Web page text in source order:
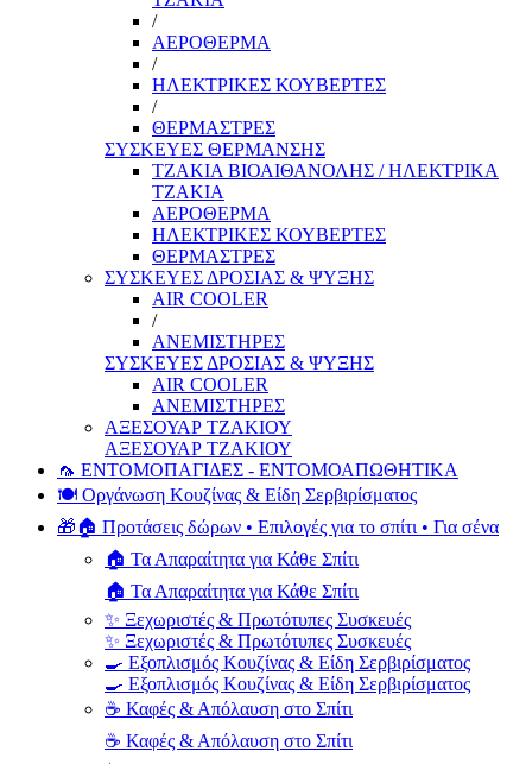
/
ΑΕΡΟΘΕΡΜΑ
/
ΗΛΕΚΤΡΙΚΕΣ ΚΟΥΒΕΡΤΕΣ
/
ΘΕΡΜΑΣΤΡΕΣ
ΣΥΣΚΕΥΕΣ ΘΕΡΜΑΝΣΗΣ
ΤΖΑΚΙΑ ΒΙΟΑΙΘΑΝΟΛΗΣ / ΗΛΕΚΤΡΙΚΑ
ΤΖΑΚΙΑ
ΑΕΡΟΘΕΡΜΑ
ΗΛΕΚΤΡΙΚΕΣ ΚΟΥΒΕΡΤΕΣ
ΘΕΡΜΑΣΤΡΕΣ
ΣΥΣΚΕΥΕΣ ΔΡΟΣΙΑΣ & ΨΥΞΗΣ
AIR COOLER
/
ΑΝΕΜΙΣΤΗΡΕΣ
ΣΥΣΚΕΥΕΣ ΔΡΟΣΙΑΣ & ΨΥΞΗΣ
AIR COOLER
ΑΝΕΜΙΣΤΗΡΕΣ
ΑΞΕΣΟΥΑΡ ΤΖΑΚΙΟΥ
ΑΞΕΣΟΥΑΡ ΤΖΑΚΙΟΥ
🦟 ΕΝΤΟΜΟΠΑΓΙΔΕΣ - ΕΝΤΟΜΟΑΠΩΘΗΤΙΚΑ
🍽️ Οργάνωση Κουζίνας & Είδη Σερβιρίσματος
🎁🏠 Προτάσεις δώρων • Επιλογές για το σπίτι • Για σένα
🏠 Τα Απαραίτητα για Κάθε Σπίτι
🏠 Τα Απαραίτητα για Κάθε Σπίτι
✨ Ξεχωριστές & Πρωτότυπες Συσκευές
✨ Ξεχωριστές & Πρωτότυπες Συσκευές
🍳 Εξοπλισμός Κουζίνας & Είδη Σερβιρίσματος
🍳 Εξοπλισμός Κουζίνας & Είδη Σερβιρίσματος
☕ Καφές & Απόλαυση στο Σπίτι
☕ Καφές & Απόλαυση στο Σπίτι